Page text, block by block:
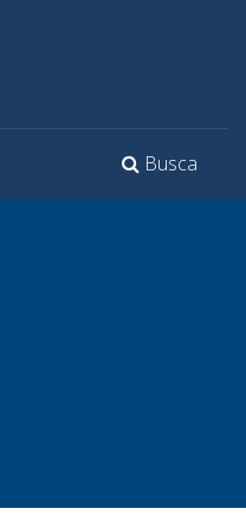
Toggle
Busca